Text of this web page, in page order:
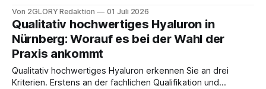
nach „chicken road seriös" sucht, will vor allem eines
wissen: Kann man hier wirklich spielen, oder verliert man nur
Geld? Dieser Bericht liefert dir
Von 2GLORY Redaktion 01 Juli 2026
Qualitativ hochwertiges Hyaluron in
Nürnberg: Worauf es bei der Wahl der
Praxis ankommt
Qualitativ hochwertiges Hyaluron erkennen Sie an drei
Kriterien. Erstens an der fachlichen Qualifikation und